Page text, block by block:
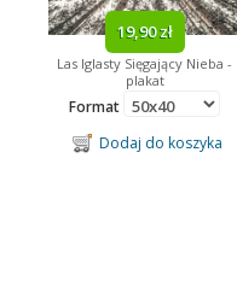
19,90 zł
Las Iglasty Sięgający Nieba -
plakat
Format
Dodaj do koszyka